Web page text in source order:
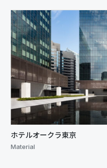
ホテルオークラ東京
Material